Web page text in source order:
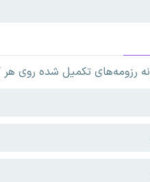
رزومه‌های تکمیل شده روی هر